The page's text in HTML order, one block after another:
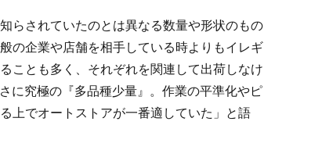
らされていたのとは異なる数量や形状のもの
の企業や店舗を相手している時よりもイレギ
ことも多く、それぞれを関連して出荷しなけ
に究極の『多品種少量』。作業の平準化やピ
上でオートストアが一番適していた」と語